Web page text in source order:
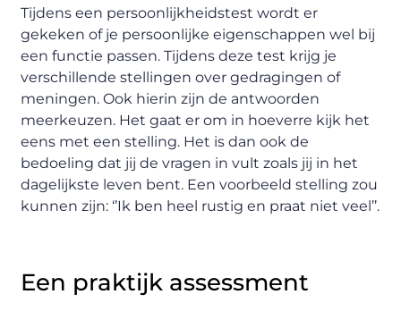
Tijdens een persoonlijkheidstest wordt er
gekeken of je persoonlijke eigenschappen wel bij
een functie passen. Tijdens deze test krijg je
verschillende stellingen over gedragingen of
meningen. Ook hierin zijn de antwoorden
meerkeuzen. Het gaat er om in hoeverre kijk het
eens met een stelling. Het is dan ook de
bedoeling dat jij de vragen in vult zoals jij in het
dagelijkste leven bent. Een voorbeeld stelling zou
kunnen zijn: ‘’Ik ben heel rustig en praat niet veel’’.
Een praktijk assessment